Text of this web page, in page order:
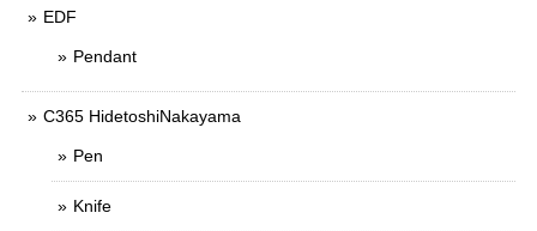
EDF
Pendant
C365 HidetoshiNakayama
Pen
Knife